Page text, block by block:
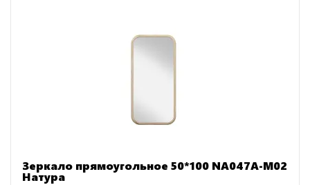
Зеркало прямоугольное 50*100 NA047A-M02
Натура